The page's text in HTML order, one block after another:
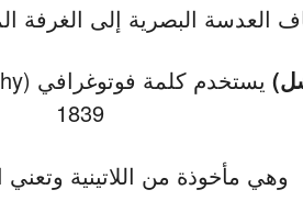
العدسة البصرية إلى الغرفة
1839
وهي مأخوذة من اللاتينية